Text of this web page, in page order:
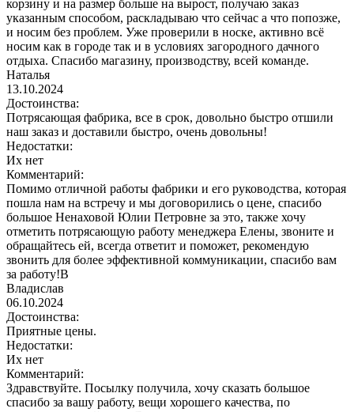
корзину и на размер больше на вырост, получаю заказ
указанным способом, раскладываю что сейчас а что попозже,
и носим без проблем. Уже проверили в носке, активно всё
носим как в городе так и в условиях загородного дачного
отдыха. Спасибо магазину, производству, всей команде.
Наталья
13.10.2024
Достоинства:
Потрясающая фабрика, все в срок, довольно быстро отшили
наш заказ и доставили быстро, очень довольны!
Недостатки:
Их нет
Комментарий:
Помимо отличной работы фабрики и его руководства, которая
пошла нам на встречу и мы договорились о цене, спасибо
большое Ненаховой Юлии Петровне за это, также хочу
отметить потрясающую работу менеджера Елены, звоните и
обращайтесь ей, всегда ответит и поможет, рекомендую
звонить для более эффективной коммуникации, спасибо вам
за работу!В
Владислав
06.10.2024
Достоинства:
Приятные цены.
Недостатки:
Их нет
Комментарий:
Здравствуйте. Посылку получила, хочу сказать большое
спасибо за вашу работу, вещи хорошего качества, по